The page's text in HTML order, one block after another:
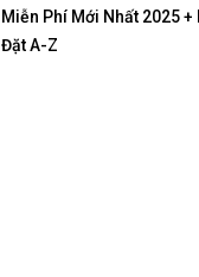
Miễn Phí Mới Nhất 2025 +
Đặt A-Z